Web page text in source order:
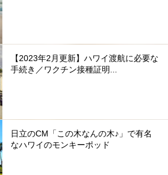
【2023年2月更新】ハワイ渡航に必要な
手続き／ワクチン接種証明...
日立のCM「この木なんの木♪」で有名
なハワイのモンキーポッド